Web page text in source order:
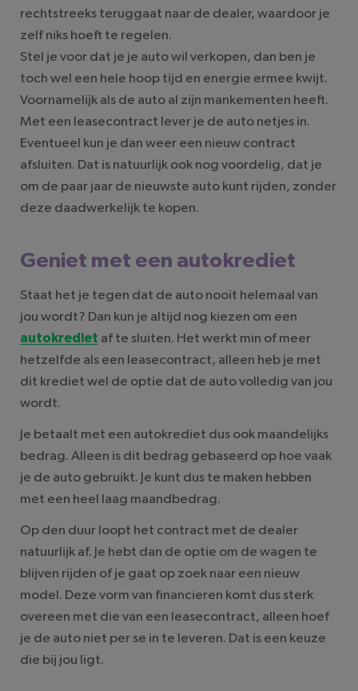
rechtstreeks teruggaat naar de dealer, waardoor je
zelf niks hoeft te regelen.
Stel je voor dat je je auto wil verkopen, dan ben je
toch wel een hele hoop tijd en energie ermee kwijt.
Voornamelijk als de auto al zijn mankementen heeft.
Met een leasecontract lever je de auto netjes in.
Eventueel kun je dan weer een nieuw contract
afsluiten. Dat is natuurlijk ook nog voordelig, dat je
om de paar jaar de nieuwste auto kunt rijden, zonder
deze daadwerkelijk te kopen.
Geniet met een autokrediet
Staat het je tegen dat de auto nooit helemaal van
jou wordt? Dan kun je altijd nog kiezen om een
autokrediet af te sluiten. Het werkt min of meer
hetzelfde als een leasecontract, alleen heb je met
dit krediet wel de optie dat de auto volledig van jou
wordt.
Je betaalt met een autokrediet dus ook maandelijks
bedrag. Alleen is dit bedrag gebaseerd op hoe vaak
je de auto gebruikt. Je kunt dus te maken hebben
met een heel laag maandbedrag.
Op den duur loopt het contract met de dealer
natuurlijk af. Je hebt dan de optie om de wagen te
blijven rijden of je gaat op zoek naar een nieuw
model. Deze vorm van financieren komt dus sterk
overeen met die van een leasecontract, alleen hoef
je de auto niet per se in te leveren. Dat is een keuze
die bij jou ligt.